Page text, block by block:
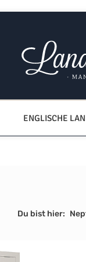
ENGLISCHE
Du bist hier: